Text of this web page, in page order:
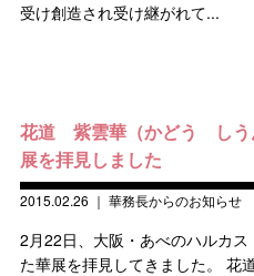
受け創造され受け継がれて...
花道 紫雲華（かどう しう
展を拝見しました
2015.02.26 ｜ 華務長からのお知らせ
2月22日、大阪・あべのハルカ
た華展を拝見してきました。 花